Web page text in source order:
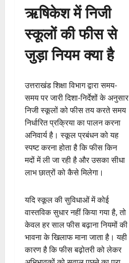
ऋषिकेश में निजी
स्कूलों की फीस से
जुड़ा नियम क्या है
उत्तराखंड शिक्षा विभाग द्वारा समय-
समय पर जारी दिशा-निर्देशों के अनुसार
निजी स्कूलों को फीस तय करते समय
निर्धारित प्रक्रिया का पालन करना
अनिवार्य है। स्कूल प्रबंधन को यह
स्पष्ट करना होता है कि फीस किन
मदों में ली जा रही है और उसका सीधा
लाभ छात्रों को कैसे मिलेगा।
यदि स्कूल की सुविधाओं में कोई
वास्तविक सुधार नहीं किया गया है, तो
केवल हर साल फीस बढ़ाना नियमों की
भावना के खिलाफ माना जाता है। यही
कारण है कि फीस बढ़ोतरी को लेकर